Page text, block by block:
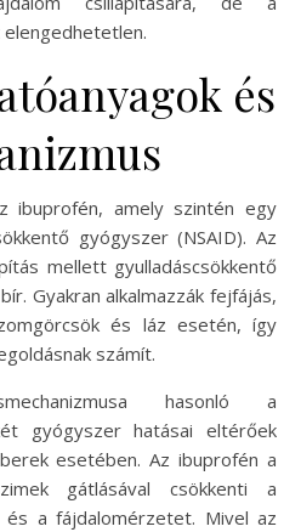
és
ibuprofén, amely szintén egy
gyógyszer (NSAID). Az
mellett gyulladáscsökkentő
Gyakran alkalmazzák fejfájás,
és láz esetén, így
számít.
hasonló a
gyógyszer hatásai eltérőek
esetében. Az ibuprofén a
gátlásával csökkenti a
és a fájdalomérzetet. Mivel az